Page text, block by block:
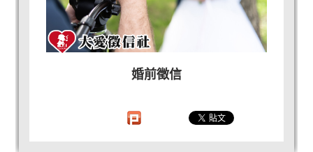
婚前徵信